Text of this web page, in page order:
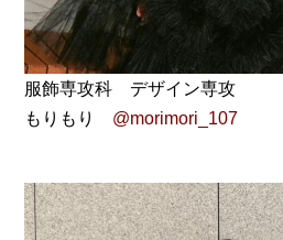
服飾専攻科 デザイン専攻
もりもり @morimori_107